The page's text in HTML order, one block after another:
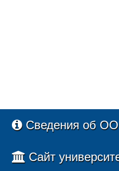
Сведения об ОО
Сайт